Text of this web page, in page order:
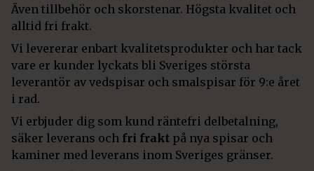
Även tillbehör och skorstenar. Högsta kvalitet och
alltid fri frakt.
Vi levererar enbart kvalitetsprodukter och har tack
vare er kunder lyckats bli Sveriges största
leverantör av vedspisar och smalspisar för 9:e året
i rad.
Vi erbjuder dig som kund räntefri delbetalning,
säker leverans och fri frakt på nya spisar och
kaminer med leverans inom Sveriges gränser.